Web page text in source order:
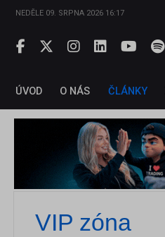
NEDĚLE 09. SRPNA 2026 16:17
ÚVOD O NÁS ČLÁNKY
VIP zóna